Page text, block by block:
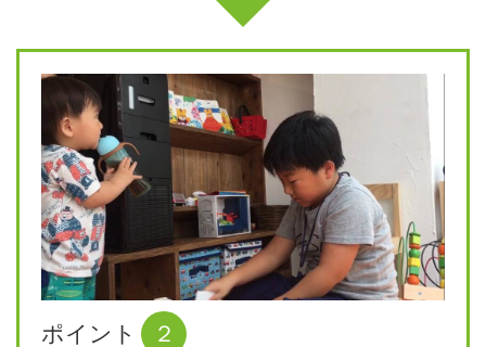
ポイント
２